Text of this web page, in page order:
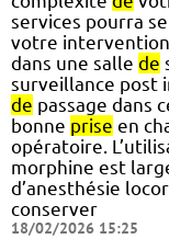
services pourra
votre
dans une salle de
surveillance post
de passage dans
bonne prise en
opératoire.
morphine est
d’anesthésie
conserver
18/02/2026 15:25